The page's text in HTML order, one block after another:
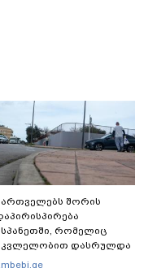
შორის
რომელიც
დასრულდა
- რას წერს